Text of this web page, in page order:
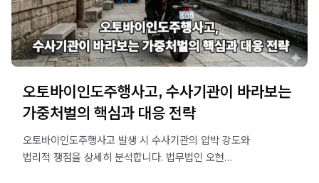
오토바이인도주행사고, 수사기관이 바라보는
가중처벌의 핵심과 대응 전략
오토바이인도주행사고 발생 시 수사기관의 압박 강도와
법리적 쟁점을 상세히 분석합니다. 법무법인 오현